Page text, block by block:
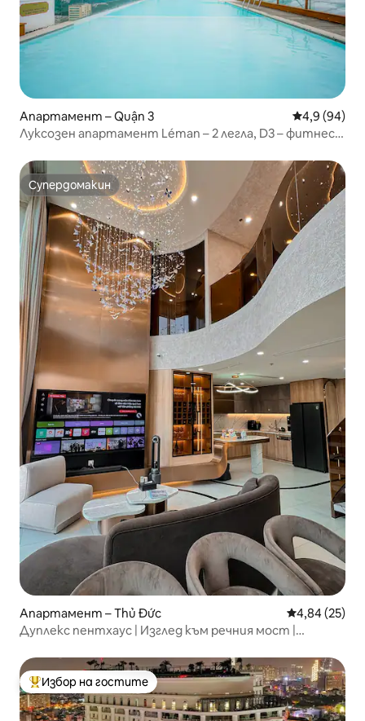
Апартамент – Quận 3 Средна
4,9 (94)
Луксозен апартамент Léman – 2 легла, D3 – фитнес
Супердомакин
Супердомакин
Апартамент – Thủ Đức Средна
4,84 (25)
Дуплекс пентхаус | Изглед към речния мост |
Най-популярен избор на гостите
Избор на гостите